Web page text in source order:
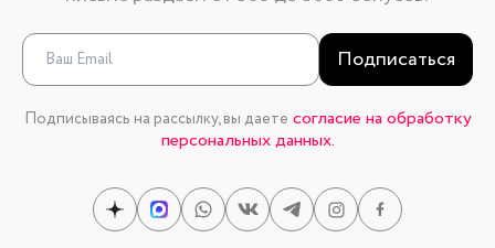
Подписаться
Подписываясь на рассылку, вы даете согласие на обработку
персональных данных.